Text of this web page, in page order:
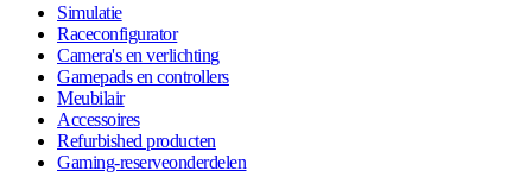
Simulatie
Raceconfigurator
Camera's en verlichting
Gamepads en controllers
Meubilair
Accessoires
Refurbished producten
Gaming-reserveonderdelen